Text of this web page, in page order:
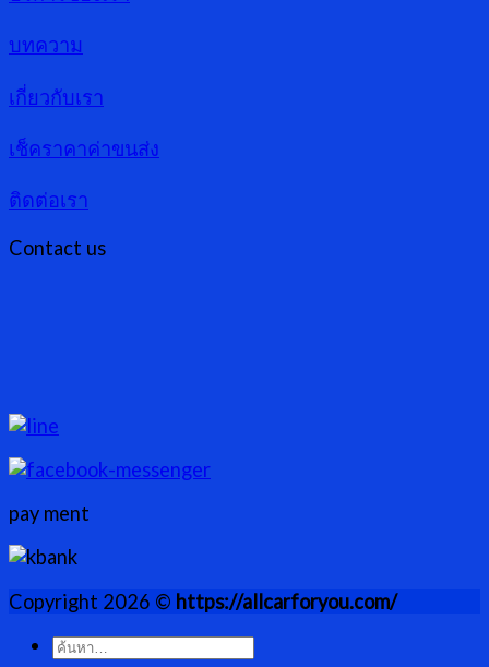
บทความ
เกี่ยวกับเรา
เช็คราคาค่าขนส่ง
ติดต่อเรา
Contact us
pay ment
Copyright 2026 © https://allcarforyou.com/
ค้นหา: